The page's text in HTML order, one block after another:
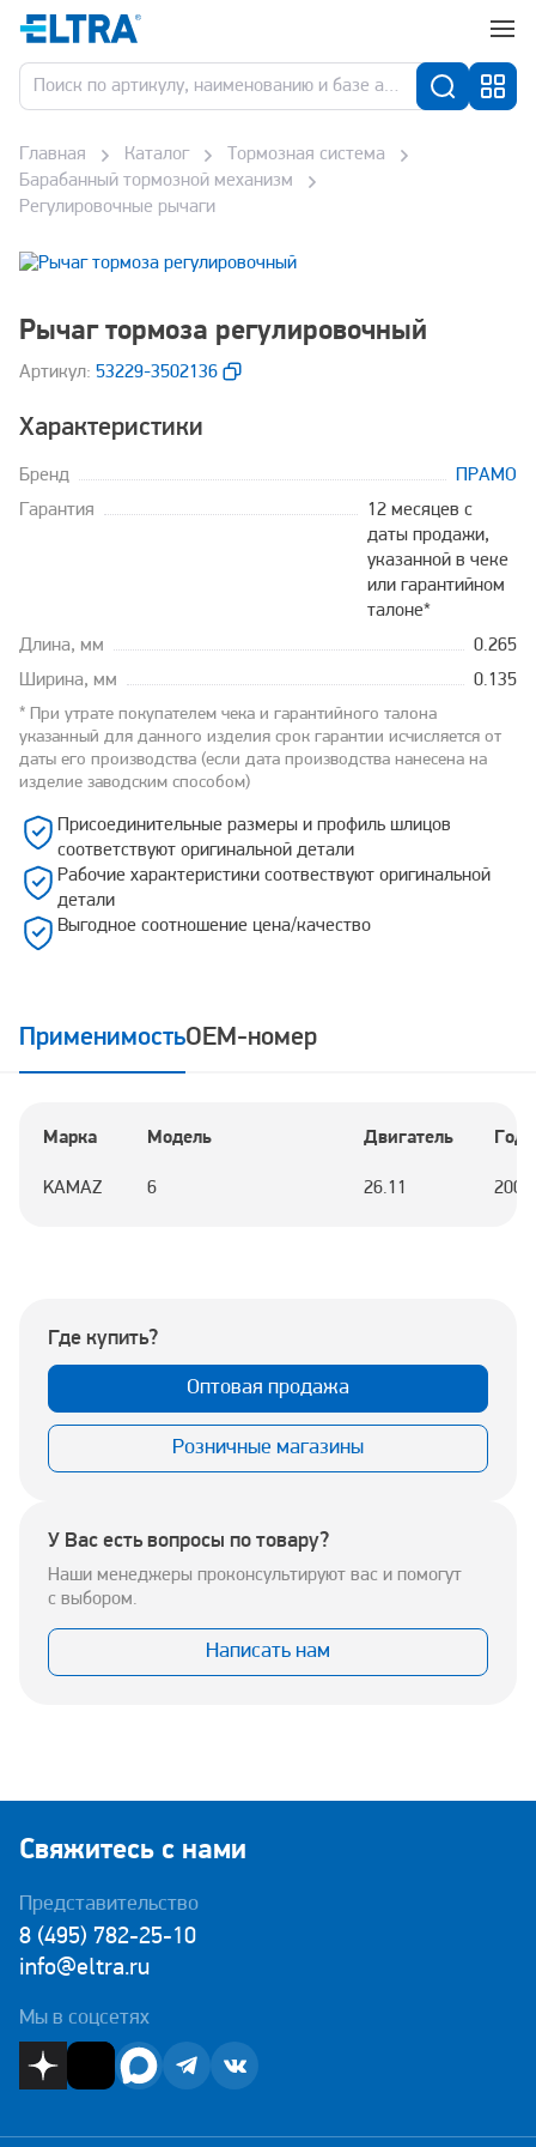
Главная Каталог
Тормозная система
Барабанный тормозной механизм
Регулировочные рычаги
Рычаг тормоза регулировочный
Aртикул: 53229-3502136
Характеристики
Бренд
ПРАМО
Гарантия
12 месяцев с
даты продажи,
указанной в чеке
или гарантийном
талоне*
Длина, мм
0.265
Ширина, мм
0.135
* При утрате покупателем чека и гарантийного талона
указанный для данного изделия срок гарантии исчисляется от
даты его производства (если дата производства нанесена на
изделие заводским способом)
Присоединительные размеры и профиль шлицов
соответствуют оригинальной детали
Рабочие характеристики соотвествуют оригинальной
детали
Выгодное соотношение цена/качество
ПрименимостьOEM-номер
Марка Модель Двигатель Год
KAMAZ 6 26.11
Где купить?
Оптовая продажа
Розничные магазины
У Вас есть вопросы по товару?
Наши менеджеры проконсультируют вас и помогут
с выбором.
Написать нам
Свяжитесь с нами
Представительство
8 (495) 782-25-10
info@eltra.ru
Мы в соцсетях